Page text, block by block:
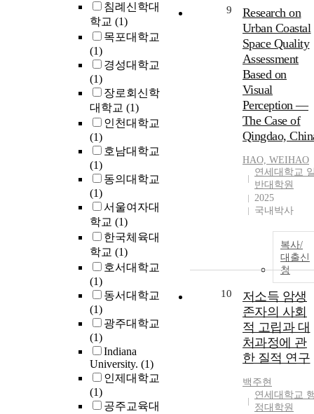
침례신학대
학교 (1)
목포대학교
(1)
경성대학교
(1)
장로회신학
대학교 (1)
인천대학교
(1)
호남대학교
(1)
동의대학교
(1)
서울여자대
학교 (1)
한국체육대
학교 (1)
호서대학교
(1)
동서대학교
(1)
광주대학교
(1)
Indiana
University. (1)
인제대학교
(1)
공주교육대
9
Research on
Urban Coastal
Space Quality
Assessment
Based on
Visual
Perception —
The Case of
Qingdao,
HAO, WEIHAO
연세대학교
반대학원
2025
국내박사
복사/
대출신
청
10
저소득 암생
존자의 사회
적 고립과 대
처과정에 관
한 질적 연구
백주현
연세대학교
정대학원